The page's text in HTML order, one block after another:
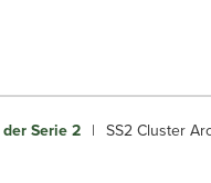
Serie 2 | SS2 Cluster